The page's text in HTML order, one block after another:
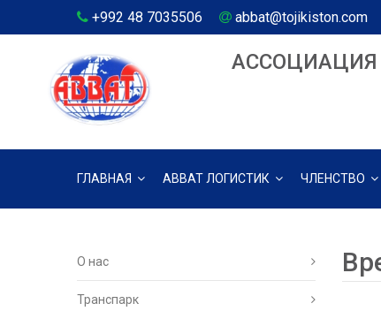
+992 48 7035506 abbat@tojikiston.com
ГЛАВНАЯ АВВАТ ЛОГИСТИК ЧЛЕНСТВО
О нас
Транспарк